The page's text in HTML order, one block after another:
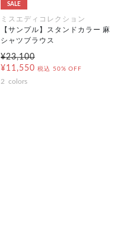
SALE
ミスエディコレクション
【サンプル】スタンドカラー 麻
シャツブラウス
¥23,100
¥11,550 税込 50% OFF
2 colors